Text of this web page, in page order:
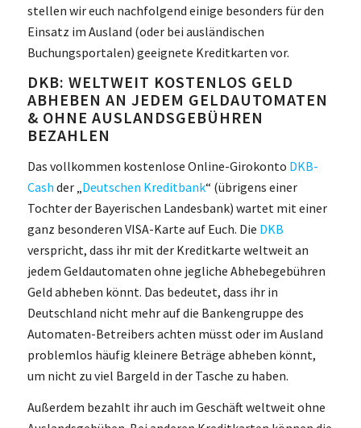
stellen wir euch nachfolgend einige besonders für den
Einsatz im Ausland (oder bei ausländischen
Buchungsportalen) geeignete Kreditkarten vor.
DKB: WELTWEIT KOSTENLOS GELD
ABHEBEN AN JEDEM GELDAUTOMATEN
& OHNE AUSLANDSGEBÜHREN
BEZAHLEN
Das vollkommen kostenlose Online-Girokonto DKB-
Cash der „ Deutschen Kreditbank“ (übrigens einer
Tochter der Bayerischen Landesbank) wartet mit einer
ganz besonderen VISA-Karte auf Euch. Die DKB
verspricht, dass ihr mit der Kreditkarte weltweit an
jedem Geldautomaten ohne jegliche Abhebegebühren
Geld abheben könnt. Das bedeutet, dass ihr in
Deutschland nicht mehr auf die Bankengruppe des
Automaten-Betreibers achten müsst oder im Ausland
problemlos häufig kleinere Beträge abheben könnt,
um nicht zu viel Bargeld in der Tasche zu haben.
Außerdem bezahlt ihr auch im Geschäft weltweit ohne